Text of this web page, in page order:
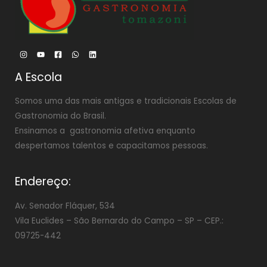
A Escola
Somos uma das mais antigas e tradicionais Escolas de
Gastronomia do Brasil.
Ensinamos a gastronomia afetiva enquanto
despertamos talentos e capacitamos pessoas.
Endereço:
Av. Senador Fláquer, 534
Vila Euclides – São Bernardo do Campo – SP – CEP.:
09725-442